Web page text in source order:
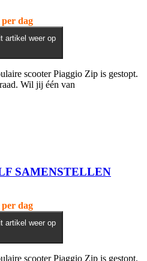
per dag
artikel weer op
scooter Piaggio Zip is gestopt.
Wil jij één van
SAMENSTELLEN
per dag
artikel weer op
scooter Piaggio Zip is gestopt.